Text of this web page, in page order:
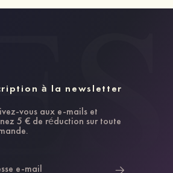
à la newsletter
vous aux e-mails et
5 € de réduction sur toute
e-mail